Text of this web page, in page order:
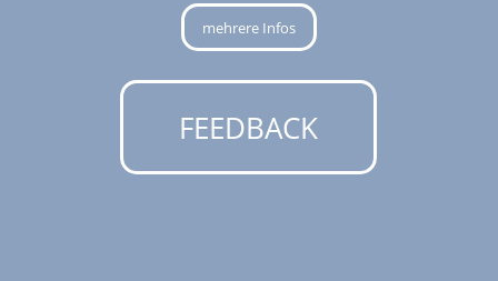
mehrere Infos
FEEDBACK